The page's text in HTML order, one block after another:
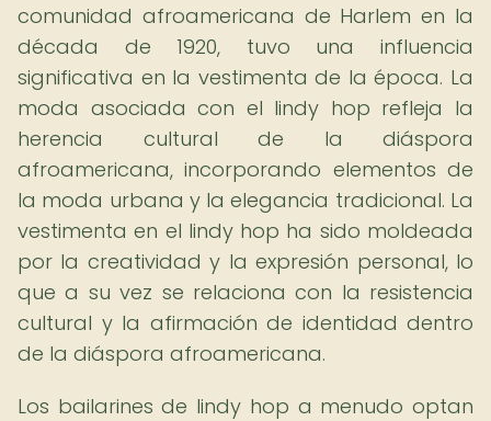
comunidad afroamericana de Harlem en la
década de 1920, tuvo una influencia
significativa en la vestimenta de la época. La
moda asociada con el lindy hop refleja la
herencia cultural de la diáspora
afroamericana, incorporando elementos de
la moda urbana y la elegancia tradicional. La
vestimenta en el lindy hop ha sido moldeada
por la creatividad y la expresión personal, lo
que a su vez se relaciona con la resistencia
cultural y la afirmación de identidad dentro
de la diáspora afroamericana.
Los bailarines de lindy hop a menudo optan